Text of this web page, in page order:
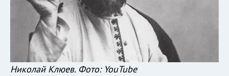
Николай Клюев. Фото: YouTube